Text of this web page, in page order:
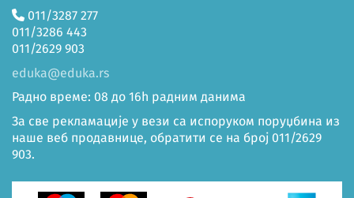
011/3287 277
011/3286 443
011/2629 903
eduka@eduka.rs
Радно време: 08 до 16h радним данима
За све рекламације у вези са испоруком поруџбина из
наше веб продавнице, обратити се на број 011/2629
903.